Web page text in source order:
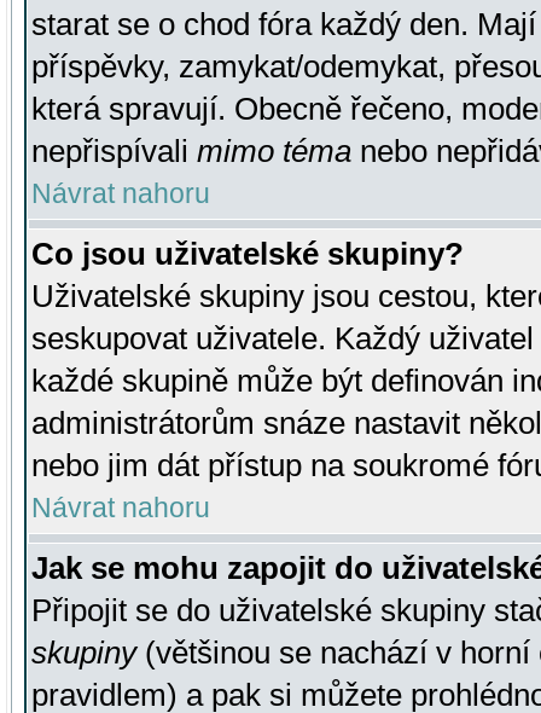
starat se o chod fóra každý den.
příspěvky, zamykat/odemykat,
která spravují. Obecně řečeno,
nepřispívali mimo téma nebo
Návrat nahoru
Co jsou uživatelské skupiny?
Uživatelské skupiny jsou cestou,
seskupovat uživatele. Každý
každé skupině může být definován
administrátorům snáze nastavit
nebo jim dát přístup na soukromé
Návrat nahoru
Jak se mohu zapojit do
Připojit se do uživatelské skupiny
skupiny(většinou se nachází v horní
pravidlem) a pak si můžete